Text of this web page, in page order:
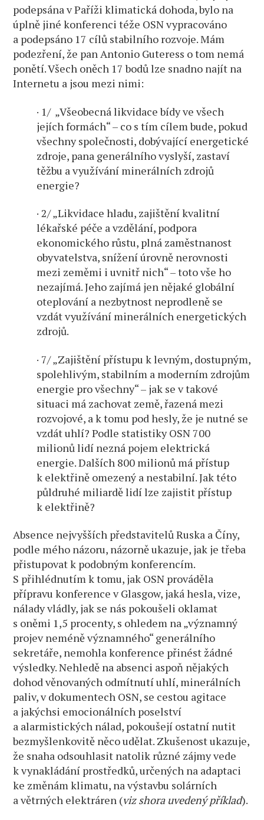
podepsána v Paříži klimatická dohoda, bylo na
úplně jiné konferenci téže OSN vypracováno
a podepsáno 17 cílů stabilního rozvoje. Mám
podezření, že pan Antonio Guteress o tom nemá
ponětí. Všech oněch 17 bodů lze snadno najít na
Internetu a jsou mezi nimi:
· 1/ „Všeobecná likvidace bídy ve všech
jejích formách“ – co s tím cílem bude, pokud
všechny společnosti, dobývající energetické
zdroje, pana generálního vyslyší, zastaví
těžbu a využívání minerálních zdrojů
energie?
· 2/ „Likvidace hladu, zajištění kvalitní
lékařské péče a vzdělání, podpora
ekonomického růstu, plná zaměstnanost
obyvatelstva, snížení úrovně nerovnosti
mezi zeměmi i uvnitř nich“ – toto vše ho
nezajímá. Jeho zajímá jen nějaké globální
oteplování a nezbytnost neprodleně se
vzdát využívání minerálních energetických
zdrojů.
· 7/ „Zajištění přístupu k levným, dostupným,
spolehlivým, stabilním a moderním zdrojům
energie pro všechny“ – jak se v takové
situaci má zachovat země, řazená mezi
rozvojové, a k tomu pod hesly, že je nutné se
vzdát uhlí? Podle statistiky OSN 700
milionů lidí nezná pojem elektrická
energie. Dalších 800 milionů má přístup
k elektřině omezený a nestabilní. Jak této
půldruhé miliardě lidí lze zajistit přístup
k elektřině?
Absence nejvyšších představitelů Ruska a Číny,
podle mého názoru, názorně ukazuje, jak je třeba
přistupovat k podobným konferencím.
S přihlédnutím k tomu, jak OSN prováděla
přípravu konference v Glasgow, jaká hesla, vize,
nálady vládly, jak se nás pokoušeli oklamat
s oněmi 1,5 procenty, s ohledem na „významný
projev neméně významného“ generálního
sekretáře, nemohla konference přinést žádné
výsledky. Nehledě na absenci aspoň nějakých
dohod věnovaných odmítnutí uhlí, minerálních
paliv, v dokumentech OSN, se cestou agitace
a jakýchsi emocionálních poselství
a alarmistických nálad, pokoušejí ostatní nutit
bezmyšlenkovitě něco udělat. Zkušenost ukazuje,
že snaha odsouhlasit natolik různé zájmy vede
k vynakládání prostředků, určených na adaptaci
ke změnám klimatu, na výstavbu solárních
a větrných elektráren (viz shora uvedený příklad).